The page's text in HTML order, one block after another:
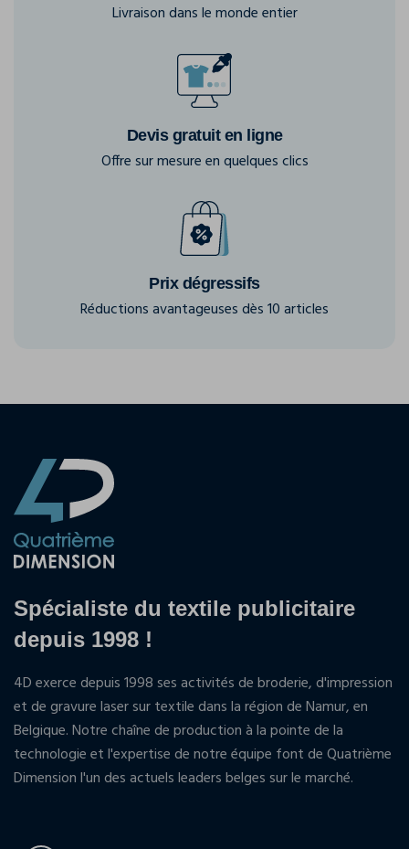
Livraison dans le monde entier
Devis gratuit en ligne
Offre sur mesure en quelques clics
Prix dégressifs
Réductions avantageuses dès 10 articles
Spécialiste du textile publicitaire
depuis 1998 !
4D exerce depuis 1998 ses activités de broderie, d'impression
et de gravure laser sur textile dans la région de Namur, en
Belgique. Notre chaîne de production à la pointe de la
technologie et l'expertise de notre équipe font de Quatrième
Dimension l'un des actuels leaders belges sur le marché.